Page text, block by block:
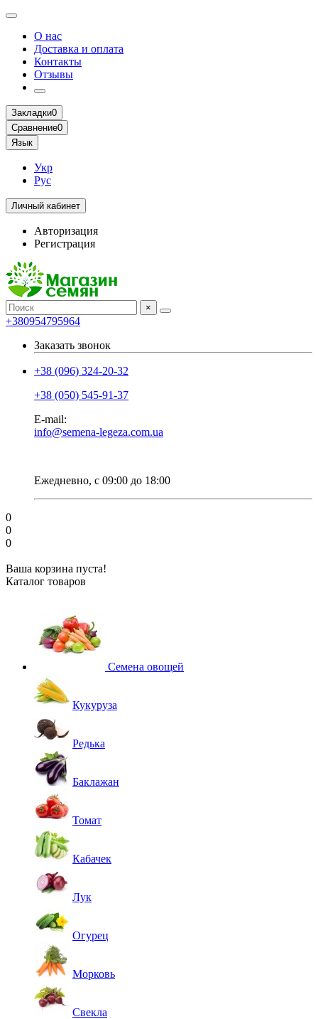
О нас
Доставка и оплата
Контакты
Отзывы
Закладки0
Сравнение0
Язык
Укр
Рус
Личный кабинет
Авторизация
Регистрация
×
+380954795964
Заказать звонок
+38 (096) 324-20-32
+38 (050) 545-91-37
E-mail:
info@semena-legeza.com.ua
Ежедневно, с 09:00 до 18:00
0
0
0
Ваша корзина пуста!
Каталог товаров
Семена овощей
Кукуруза
Редька
Баклажан
Томат
Кабачек
Лук
Огурец
Морковь
Свекла